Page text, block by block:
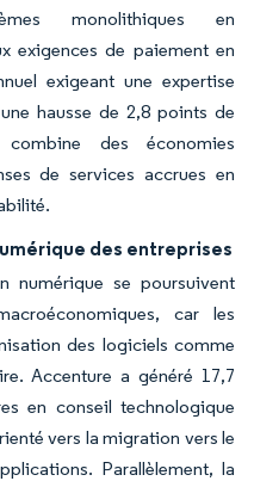
monolithiques en
exigences de paiement en
exigeant une expertise
hausse de 2,8 points de
des économies
de services accrues en
des entreprises
numérique se poursuivent
car les
des logiciels comme
Accenture a généré 17,7
en conseil technologique
vers la migration vers le
Parallèlement, la